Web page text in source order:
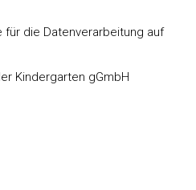
die Datenverarbeitung auf
Kindergarten gGmbH